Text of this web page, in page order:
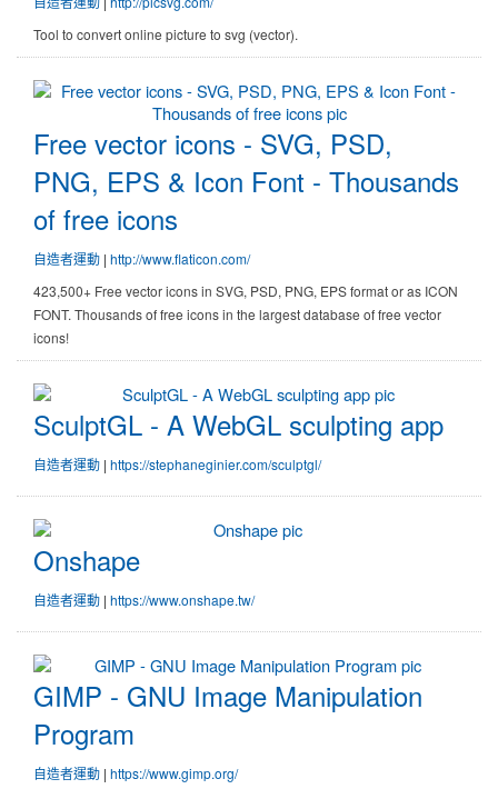
Tool to convert online picture to svg (vector).
Free vector icons - SVG, PSD,
Free vector icons - SVG, PSD,
PNG, EPS & Icon Font - Thousands
of free icons
自造者運動 | http://www.flaticon.com/
423,500+ Free vector icons in SVG, PSD, PNG, EPS format or as ICON
FONT. Thousands of free icons in the largest database of free vector
icons!
SculptGL - A WebGL sculpting app
SculptGL - A WebGL sculpting app
自造者運動 | https://stephaneginier.com/sculptgl/
Onshape
自造者運動 | https://www.onshape.tw/
GIMP - GNU Image Manipulation
GIMP - GNU Image Manipulation
Program
自造者運動 | https://www.gimp.org/